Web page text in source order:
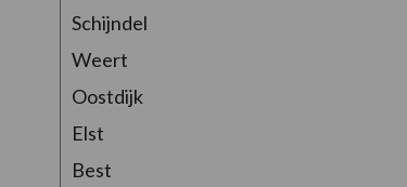
Schijndel
Weert
Oostdijk
Elst
Best